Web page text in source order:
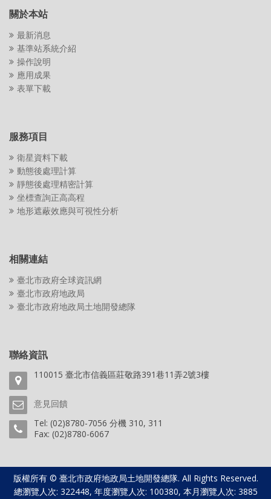
關於本站
最新消息
基準站系統介紹
操作說明
應用成果
表單下載
服務項目
衛星資料下載
動態後處理計算
靜態後處理精密計算
坐標查詢正高高程
地形遮蔽效應與可視性分析
相關連結
臺北市政府全球資訊網
臺北市政府地政局
臺北市政府地政局土地開發總隊
聯絡資訊
110015 臺北市信義區莊敬路391巷11弄2號3樓
意見回饋
Tel: (02)8780-7056 分機 310, 311
Fax: (02)8780-6067
版權所有 © 臺北市政府地政局土地開發總隊. All Rights Reserved.
總瀏覽人次: 322448, 年度瀏覽人次: 100380, 本月瀏覽人次: 3885